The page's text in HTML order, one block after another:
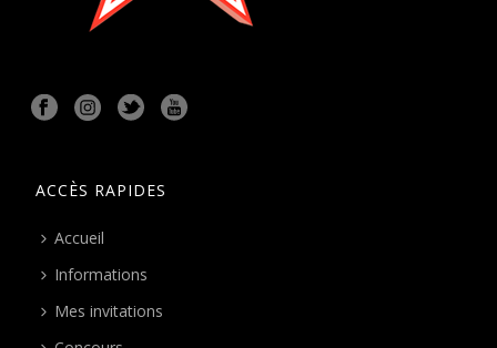
ACCÈS RAPIDES
Accueil
Informations
Mes invitations